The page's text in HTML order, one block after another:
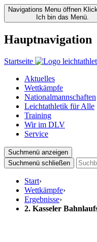
Navigations Menu öffnen
Ich bin das Menü.
Hauptnavigation
Startseite
Aktuelles
Wettkämpfe
Nationalmannschaften
Leichtathletik für Alle
Training
Wir im DLV
Service
Suchmenü anzeigen
Suchmenü schließen
Start›
Wettkämpfe›
Ergebnisse›
2. Kasseler